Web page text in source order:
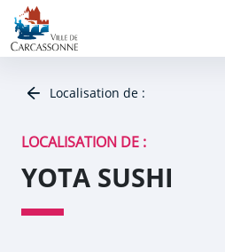
Aller au contenu
Aller au menu
Aller au plan du site
Aller à la recherche
Localisation de :
LOCALISATION DE :
YOTA SUSHI
Panneau de gestion des cookies